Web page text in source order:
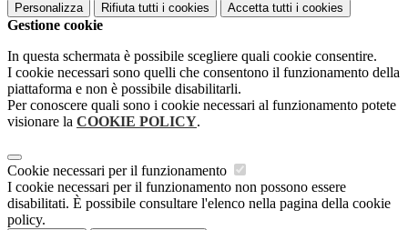
Personalizza Rifiuta tutti i cookies Accetta tutti i cookies
Gestione cookie
In questa schermata è possibile scegliere quali cookie consentire.
I cookie necessari sono quelli che consentono il funzionamento della
piattaforma e non è possibile disabilitarli.
Per conoscere quali sono i cookie necessari al funzionamento potete
visionare la COOKIE POLICY.
Cookie necessari per il funzionamento
I cookie necessari per il funzionamento non possono essere
disabilitati. È possibile consultare l'elenco nella pagina della cookie
policy.